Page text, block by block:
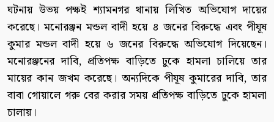
ঘটনায় উভয় পক্ষই শ্যামনগর থানায় লিখিত অভিযোগ দায়ের
করেছে। মনোরঞ্জন মন্ডল বাদী হয়ে ৪ জনের বিরুদ্ধে এবং পীযূষ
কুমার মন্ডল বাদী হয়ে ৬ জনের বিরুদ্ধে অভিযোগ দিয়েছেন।
মনোরঞ্জনের দাবি, প্রতিপক্ষ বাড়িতে ঢুকে হামলা চালিয়ে তার
মায়ের কান জখম করেছে। অন্যদিকে পীযূষ কুমারের দাবি, তার
বাবা গোয়ালে গরু বের করার সময় প্রতিপক্ষ বাড়িতে ঢুকে হামলা
চালায়।